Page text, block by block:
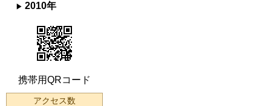
2010年
携帯用QRコード
アクセス数